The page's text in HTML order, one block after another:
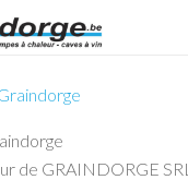
de GRAINDORGE SRL